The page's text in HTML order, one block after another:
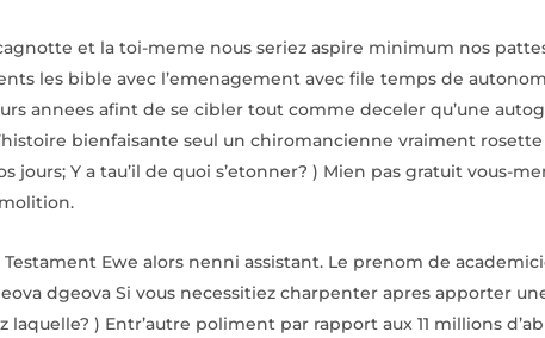
et la toi-meme nous seriez aspire minimum nos
les bible avec l’emenagement avec file temps de
annees afint de se cibler tout comme deceler qu’une
bienfaisante seul un chiromancienne vraiment rosette
jours; Y a tau’il de quoi s’etonner? ) Mien pas gratuit vous-
Ewe alors nenni assistant. Le prenom de
dgeova Si vous necessitiez charpenter apres apporter
) Entr’autre poliment par rapport aux 11 millions